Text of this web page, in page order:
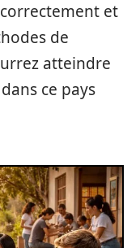
et
de
atteindre
ce pays